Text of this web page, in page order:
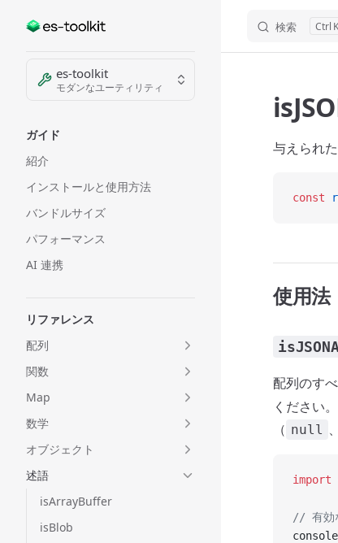
Skip to content 検索 K
Sidebar Navigation
es-toolkit
モダンなユーティリティ
ガイド
紹介
インストールと使用方法
バンドルサイズ
パフォーマンス
AI 連携
リファレンス
配列
関数
Map
数学
オブジェクト
述語
isArrayBuffer
isBlob
与えられ
const
使用法
配列のす
ください
（ null
import
// 有効